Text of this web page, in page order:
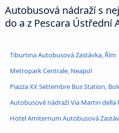
Autobusová nádraží s
do a z Pescara Ústřední
Tiburtina Autobusová Zastávka, Řím
Metropark Centrale, Neapol
Piazza XX Settembre Bus Station,
Autobusové nádraží Via Martiri della
Hotel Amiternum Autobusová